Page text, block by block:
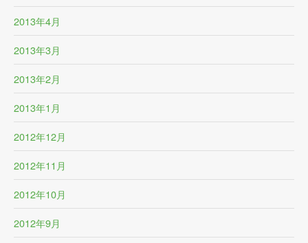
2013年4月
2013年3月
2013年2月
2013年1月
2012年12月
2012年11月
2012年10月
2012年9月